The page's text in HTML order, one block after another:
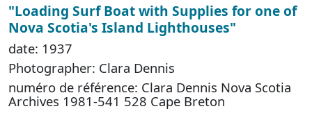
"Loading Surf Boat with Supplies for one of
Nova Scotia's Island Lighthouses"
date: 1937
Photographer: Clara Dennis
numéro de référence: Clara Dennis Nova Scotia
Archives 1981-541 528 Cape Breton